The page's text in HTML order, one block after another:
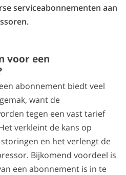
serviceabonnementen aan
voor een
abonnement biedt veel
want de
tegen een vast tarief
verkleint de kans op
en het verlengt de
Bijkomend voordeel is
een abonnement is in te